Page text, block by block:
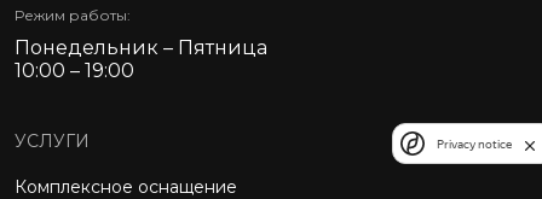
Режим работы:
Понедельник – Пятница
10:00 – 19:00
УСЛУГИ
Комплексное оснащение
Privacy notice